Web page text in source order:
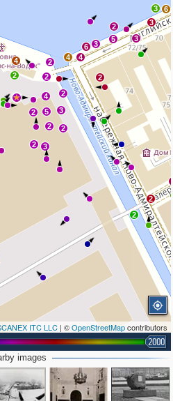
2
2
3
5 3
3
2
6
3
2
2
3
5
2
2
3
2
4
2
2
4
2
2
4
4
6
ITC LLC | ©OpenStreetMapcontributors
2000
images